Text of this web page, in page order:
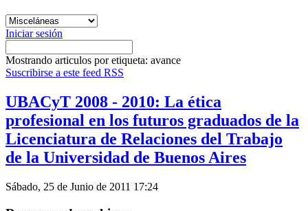
Iniciar sesión
Mostrando articulos por etiqueta: avance
Suscribirse a este feed RSS
UBACyT 2008 - 2010: La ética
profesional en los futuros graduados de la
Licenciatura de Relaciones del Trabajo
de la Universidad de Buenos Aires
Sábado, 25 de Junio de 2011 17:24